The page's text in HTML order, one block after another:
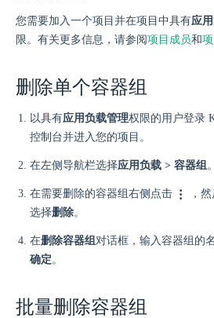
您需要加入一个项目并在项目中具有应
限。有关更多信息，请参阅项目成员和
删除单个容器组
以具有应用负载管理权限的用户登录
控制台并进入您的项目。
在左侧导航栏选择应用负载 > 容器组。
在需要删除的容器组右侧点击
，
选择删除。
在删除容器组对话框，输入容器组的
确定。
批量删除容器组